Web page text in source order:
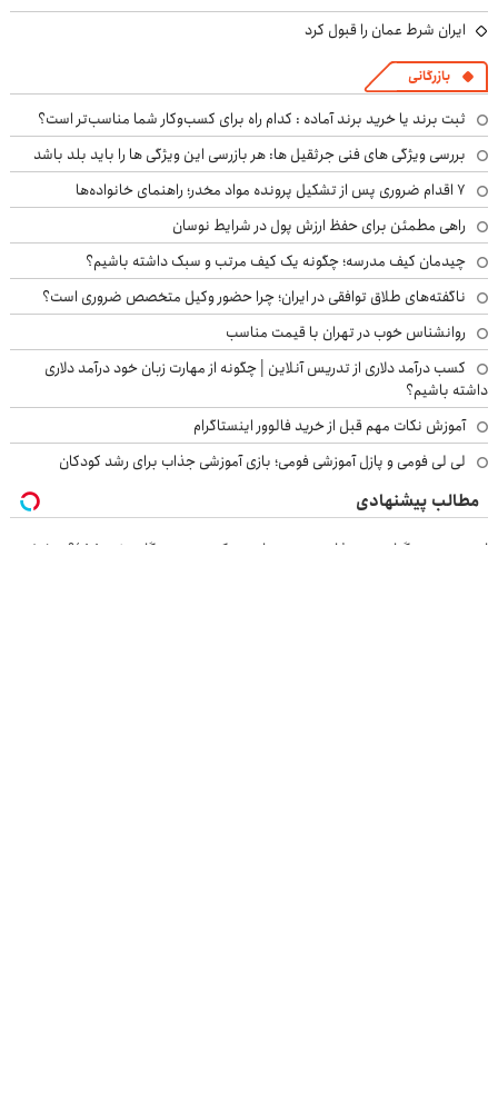
ایران شرط عمان را قبول کرد
بازرگانی
ثبت برند یا خرید برند آماده : کدام راه برای کسب‌وکار شما مناسب‌تر است؟
بررسی ویژگی های فنی جرثقیل ها: هر بازرسی این ویژگی ها را باید بلد باشد
۷ اقدام ضروری پس از تشکیل پرونده مواد مخدر؛ راهنمای خانواده‌ها
راهی مطمئن برای حفظ ارزش پول در شرایط نوسان
چیدمان کیف مدرسه؛ چگونه یک کیف مرتب و سبک داشته باشیم؟
ناگفته‌های طلاق توافقی در ایران؛ چرا حضور وکیل متخصص ضروری است؟
روانشناس خوب در تهران با قیمت مناسب
کسب درآمد دلاری از تدریس آنلاین | چگونه از مهارت زبان خود درآمد دلاری
داشته باشیم؟
آموزش نکات مهم قبل از خرید فالوور اینستاگرام
لی لی فومی و پازل آموزشی فومی؛ بازی آموزشی جذاب برای رشد کودکان
مطالب پیشنهادی
این معجون گیاهی نمیذاره چربی ها روی کبدت موندگار بشن55%تخفیف